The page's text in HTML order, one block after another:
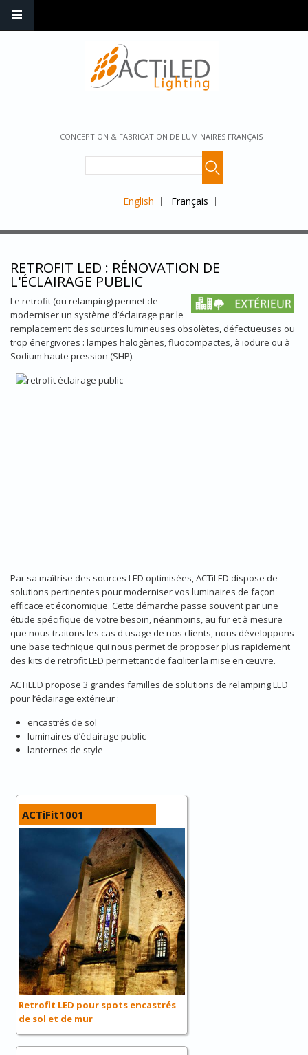
CONCEPTION & FABRICATION DE LUMINAIRES FRANÇAIS
English Français
RETROFIT LED : RÉNOVATION DE
L'ÉCLAIRAGE PUBLIC
Le retrofit (ou relamping) permet de
moderniser un système d’éclairage par le
remplacement des sources lumineuses obsolètes, défectueuses ou
trop énergivores : lampes halogènes, fluocompactes, à iodure ou à
Sodium haute pression (SHP).
Par sa maîtrise des sources LED optimisées, ACTiLED dispose de
solutions pertinentes pour moderniser vos luminaires de façon
efficace et économique. Cette démarche passe souvent par une
étude spécifique de votre besoin, néanmoins, au fur et à mesure
que nous traitons les cas d'usage de nos clients, nous développons
une base technique qui nous permet de proposer plus rapidement
des kits de retrofit LED permettant de faciliter la mise en œuvre.
ACTiLED propose 3 grandes familles de solutions de relamping LED
pour l’éclairage extérieur :
encastrés de sol
luminaires d’éclairage public
lanternes de style
ACTiFit1001
Retrofit LED pour spots encastrés
de sol et de mur